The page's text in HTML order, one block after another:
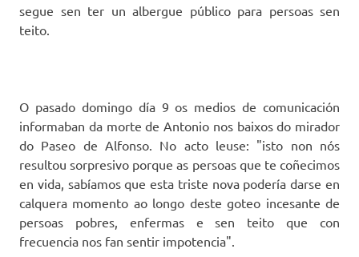
segue sen ter un albergue público para persoas sen
teito.
O pasado domingo día 9 os medios de comunicación
informaban da morte de Antonio nos baixos do mirador
do Paseo de Alfonso. No acto leuse: "isto non nós
resultou sorpresivo porque as persoas que te coñecimos
en vida, sabíamos que esta triste nova podería darse en
calquera momento ao longo deste goteo incesante de
persoas pobres, enfermas e sen teito que con
frecuencia nos fan sentir impotencia".